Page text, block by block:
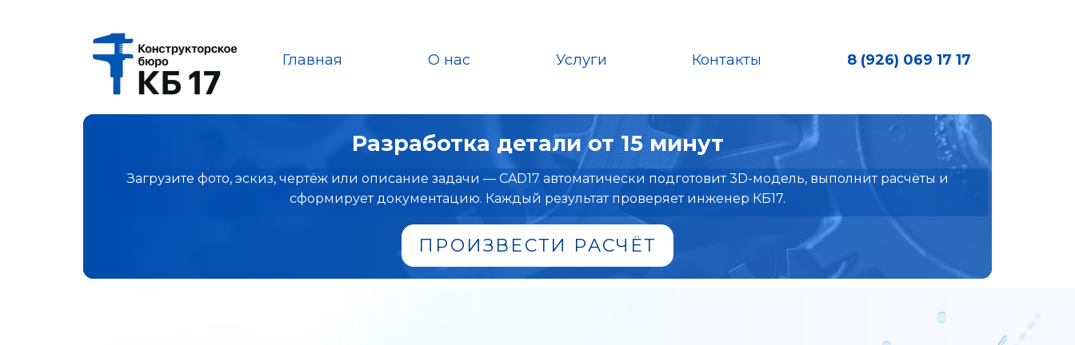
Главная О нас Услуги Контакты 8 (926) 069 17 17
Разработка детали от 15 минут
Загрузите фото, эскиз, чертёж или описание задачи — CAD17 автоматически подготовит 3D-модель, выполнит расчёты и
сформирует документацию. Каждый результат проверяет инженер КБ17.
ПРОИЗВЕСТИ РАСЧЁТ